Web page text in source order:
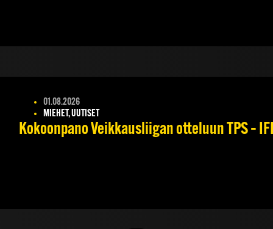
01.08.2026
MIEHET, UUTISET
Kokoonpano Veikkausliigan otteluun TPS –